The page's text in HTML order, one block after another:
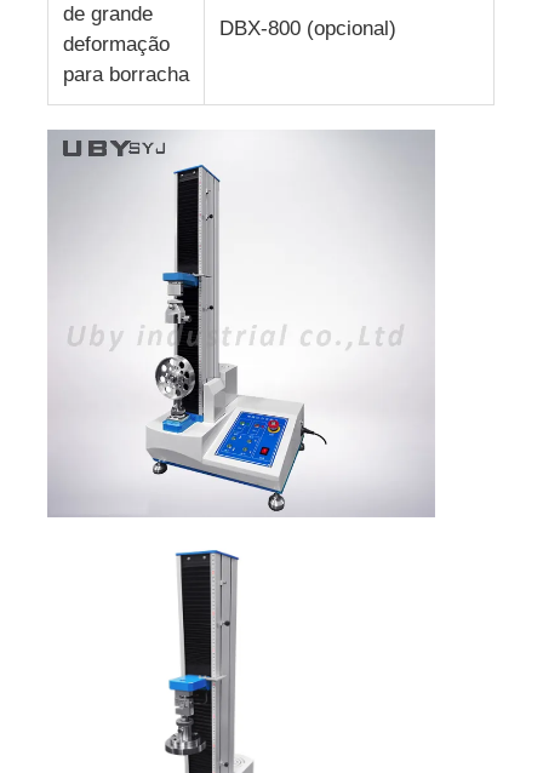
de grande
deformação
para borracha
DBX-800 (opcional)